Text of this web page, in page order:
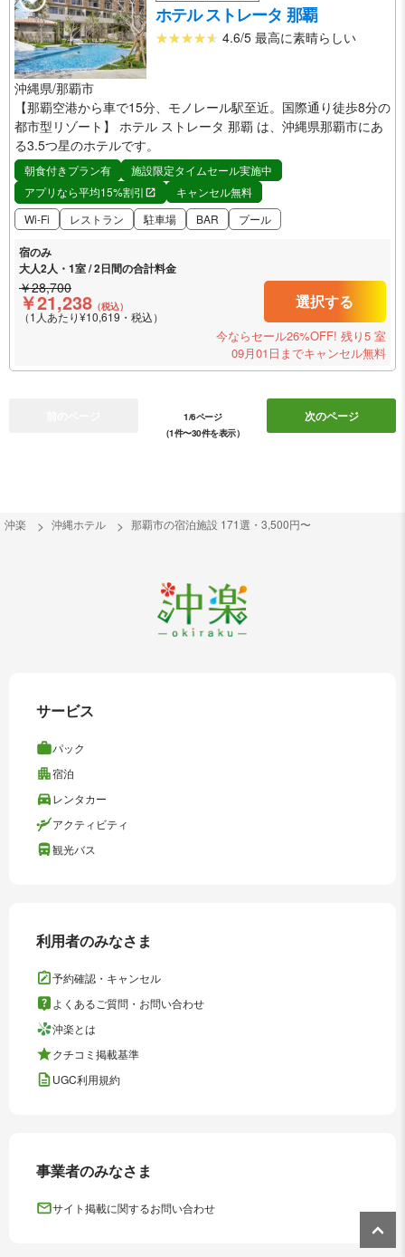
ホテル ストレータ 那覇
4.6/5 最高に素晴らしい
沖縄県/那覇市
【那覇空港から車で15分、モノレール駅至近。国際通り徒歩8分の
都市型リゾート】 ホテル ストレータ 那覇 は、沖縄県那覇市にあ
る3.5つ星のホテルです。
朝食付きプラン有
施設限定タイムセール実施中
アプリなら平均15%割引
キャンセル無料
Wi-Fi
レストラン 駐車場 BAR プール
宿のみ
大人2人・1室 / 2日間の合計料金
￥28,700
￥21,238 （税込）
（1人あたり¥10,619・税込）
選択する
今ならセール26%OFF! 残り5 室
09月01日までキャンセル無料
1/6ページ
（1件〜30件を表示）
次のページ
沖楽 沖縄ホテル 那覇市の宿泊施設 171選・3,500円〜
サービス
パック
宿泊
レンタカー
アクティビティ
観光バス
利用者のみなさま
予約確認・キャンセル
よくあるご質問・お問い合わせ
沖楽とは
クチコミ掲載基準
UGC利用規約
事業者のみなさま
サイト掲載に関するお問い合わせ